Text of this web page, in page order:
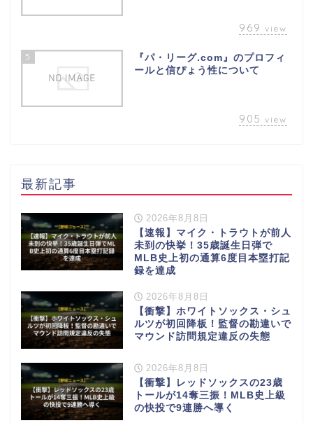
969 view
5
『パ・リーグ.com』のプロフィ
ールと信ぴょう性について
905 view
最新記事
2026年8月8日
【速報】マイク・トラウトが前人
未到の快挙！35歳誕生日弾で
MLB史上初の通算6度目本塁打記
録を達成
2026年8月8日
【衝撃】ホワイトソックス・シュ
ルツが初回降板！監督の勘違いで
マウンド訪問規定違反の失態
2026年8月8日
【衝撃】レッドソックスの23歳
トールが14奪三振！MLB史上級
の快投で9連勝へ導く